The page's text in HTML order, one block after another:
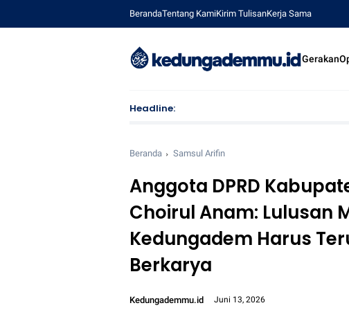
BerandaTentang KamiKirim TulisanKerja Sama
Gerakan
Headline: Mahasiswa
Beranda Samsul Arifin
Anggota DPRD
Choirul Anam: Lulusan
Kedungadem Harus
Berkarya
Kedungademmu.id Juni 13, 2026